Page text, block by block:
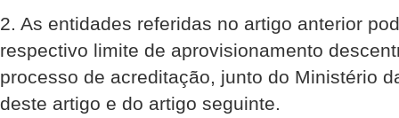
2. As entidades referidas no artigo anterior
respectivo limite de aprovisionamento
processo de acreditação, junto do Ministério
deste artigo e do artigo seguinte.